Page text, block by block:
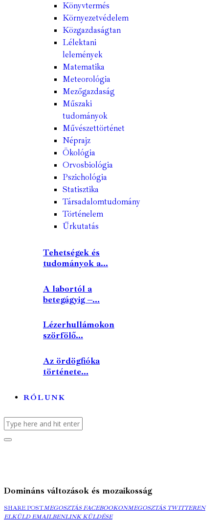
Könyvtermés
Környezetvédelem
Közgazdaságtan
Lélektani
lelemények
Matematika
Meteorológia
Mezőgazdaság
Műszaki
tudományok
Művészettörténet
Néprajz
Ökológia
Orvosbiológia
Pszichológia
Statisztika
Társadalomtudomány
Történelem
Űrkutatás
Tehetségek és
tudományok a...
A labortól a
betegágyig –...
Lézerhullámokon
szörfölő...
Az ördögfióka
története...
RÓLUNK
Domináns változások és mozaikosság
SHARE POSTMEGOSZTÁS
FACEBOOKON
MEGOSZTÁS FACEBOOKONMEGOSZTÁS
MEGOSZTÁS TWITTEREN
ELKÜLD EMAILBENCOPY
LINK KÜLDÉSE